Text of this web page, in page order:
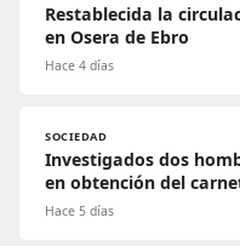
Restablecida la
en Osera de Ebro
Hace 4 días
SOCIEDAD
Investigados dos
en obtención del
Hace 5 días